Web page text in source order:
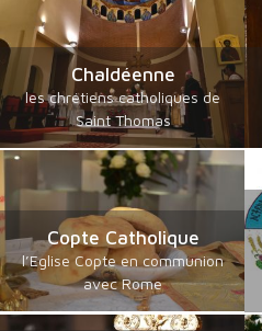
Chaldéenne
les chrétiens catholiques de
Saint Thomas
Copte Catholique
l’Eglise Copte en communion
avec Rome